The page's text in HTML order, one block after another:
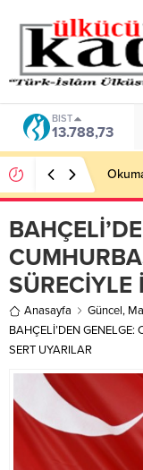
DOLAR
47,5954
BİR
SÜRECİYLE
Anasayfa Güncel,
BAHÇELİ’DEN
SERT UYARILAR